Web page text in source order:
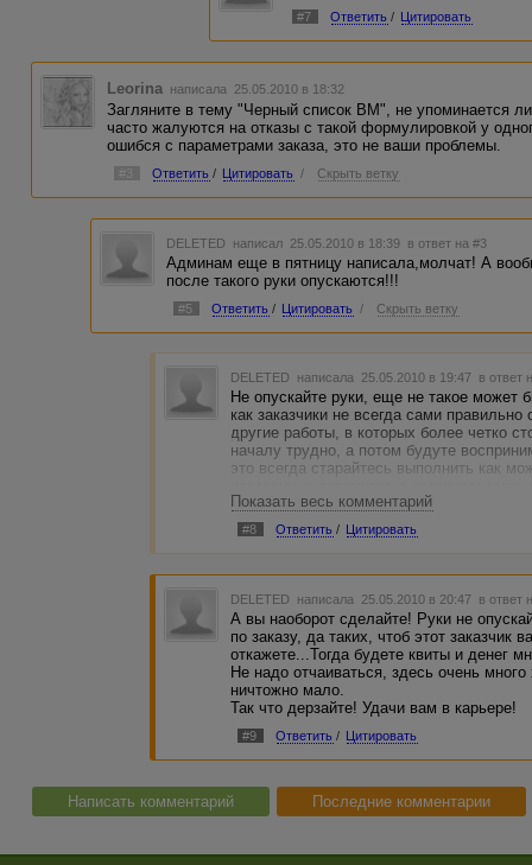
#7 Ответить / Цитировать
Leorina написала 25.05.2010 в 18:32
Загляните в тему "Черный список ВМ", не упоминается
часто жалуются на отказы с такой формулировкой у
ошибся с параметрами заказа, это не ваши проблемы.
#3 Ответить / Цитировать / Скрыть ветку
DELETED написал 25.05.2010 в 18:39 в ответ на #3
Админам еще в пятницу написала,молчат! А
после такого руки опускаются!!!
#5 Ответить / Цитировать / Скрыть ветку
DELETED написала 25.05.2010 в 19:47 в ответ
Не опускайте руки, еще не такое может
как заказчики не всегда сами
другие работы, в которых более четко
началу трудно, а потом будуте
это всегда старайтесь выполнить как
Показать весь комментарий
#8 Ответить / Цитировать
DELETED написала 25.05.2010 в 20:47 в ответ
А вы наоборот сделайте! Руки не
по заказу, да таких, чтоб этот
откажете...Тогда будете квиты и денег
Не надо отчаиваться, здесь очень
ничтожно мало.
Так что дерзайте! Удачи вам в карьере!
#9 Ответить / Цитировать
Написать комментарий Последние комментарии